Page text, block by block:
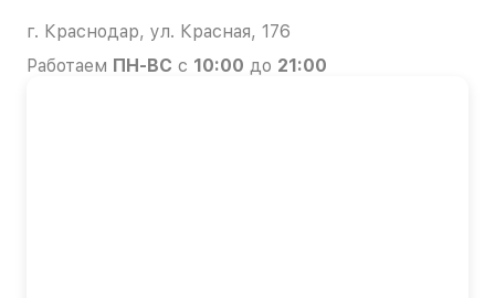
г. Краснодар, ул. Красная, 176
Работаем ПН-ВС с 10:00 до 21:00